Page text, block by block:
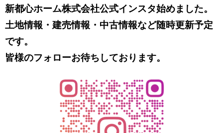
新都心ホーム株式会社公式インスタ始めました。
土地情報・建売情報・中古情報など随時更新予定
です。
皆様のフォローお待ちしております。